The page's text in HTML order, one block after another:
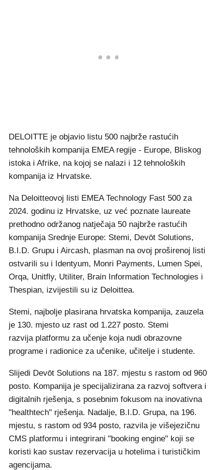
DELOITTE je objavio listu 500 najbrže rastućih
tehnoloških kompanija EMEA regije - Europe, Bliskog
istoka i Afrike, na kojoj se nalazi i 12 tehnoloških
kompanija iz Hrvatske.
Na Deloitteovoj listi EMEA Technology Fast 500 za
2024. godinu iz Hrvatske, uz već poznate laureate
prethodno održanog natječaja 50 najbrže rastućih
kompanija Srednje Europe: Stemi, Devōt Solutions,
B.I.D. Grupu i Aircash, plasman na ovoj proširenoj listi
ostvarili su i Identyum, Monri Payments, Lumen Spei,
Orqa, Unitfly, Utiliter, Brain Information Technologies i
Thespian, izvijestili su iz Deloittea.
Stemi, najbolje plasirana hrvatska kompanija, zauzela
je 130. mjesto uz rast od 1.227 posto. Stemi
razvija platformu za učenje koja nudi obrazovne
programe i radionice za učenike, učitelje i studente.
Slijedi Devōt Solutions na 187. mjestu s rastom od 960
posto. Kompanija je specijalizirana za razvoj softvera i
digitalnih rješenja, s posebnim fokusom na inovativna
"healthtech" rješenja. Nadalje, B.I.D. Grupa, na 196.
mjestu, s rastom od 934 posto, razvila je višejezičnu
CMS platformu i integrirani "booking engine" koji se
koristi kao sustav rezervacija u hotelima i turističkim
agencijama.